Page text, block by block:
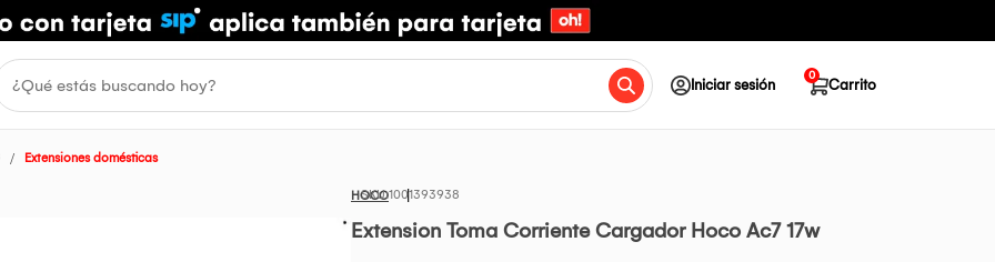
Iniciar sesión Carrito
0
Extensiones domésticas
HOCO1001393938
Extension Toma Corriente Cargador Hoco Ac7 17w